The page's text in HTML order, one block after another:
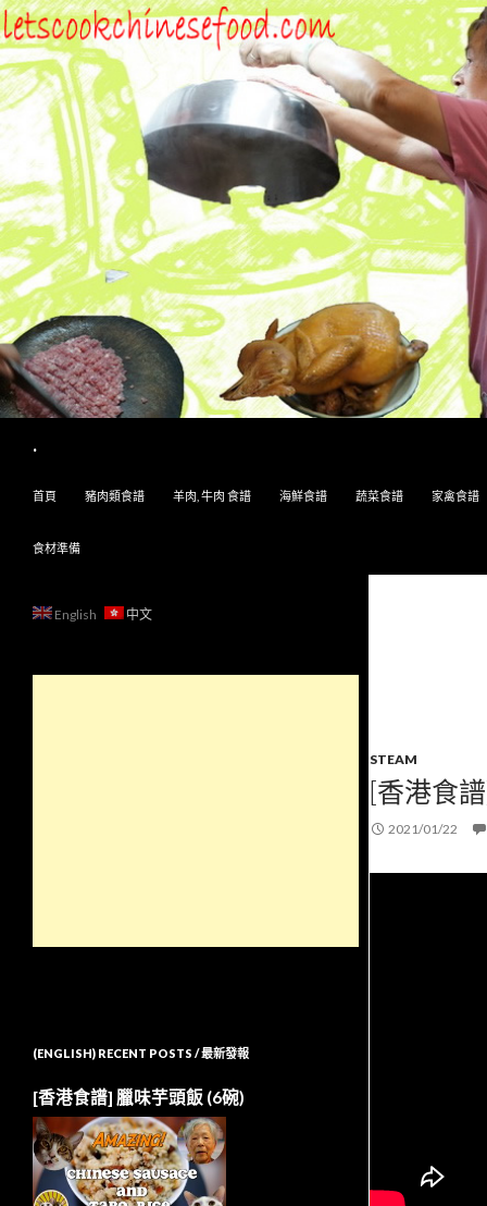
.
首頁
豬肉類食譜 羊肉, 牛肉 食譜 海鮮食譜 蔬菜食譜 家禽食譜
食材準備
STEAM
[香港食
2021/01/22
English 中文
(ENGLISH) RECENT POSTS / 最新發報
[香港食譜] 臘味芋頭飯 (6碗)